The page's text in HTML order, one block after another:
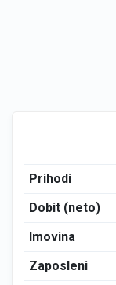
Prihodi
Dobit (neto)
Imovina
Zaposleni